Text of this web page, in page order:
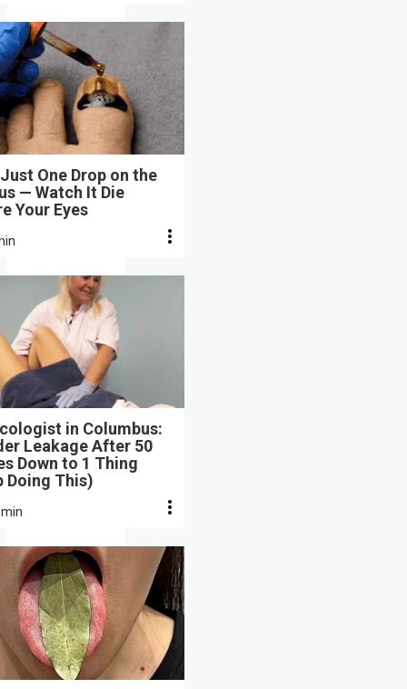
One Drop on the
— Watch It Die
Your Eyes
in Columbus:
Leakage After 50
Down to 1 Thing
Doing This)